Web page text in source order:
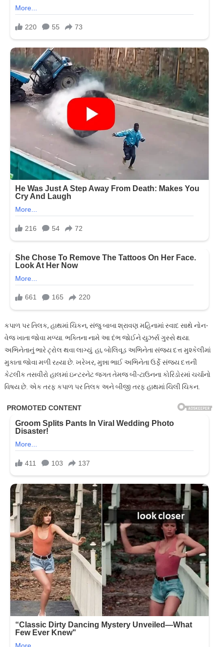
કપાળ પર તિલક, હાથમાં ચિકન, સંજુ બાબા શ્રાવણ મહિનામાં સ્વાદ સાથે નોન-
વેજ ખાતા જોવા મળ્યા. ભક્તિના નામે આ દંભ જોઈને યુઝર્સ ગુસ્સે થયા.
અભિનેતાનું ભારે ટ્રોલ થવા લાગ્યું. હા, બોલિવૂડ અભિનેતા સંજય દત્ત મુશ્કેલીમાં
મુકાતા જોવા મળી રહ્યા છે. ખરેખર, મુન્ના ભાઈ અભિનેતા ઉર્ફે સંજય દત્તની
કેટલીક તસવીરો હાલમાં ઇન્ટરનેટ જગત તેમજ બી-ટાઉનના કોરિડોરમાં ચર્ચાનો
વિષય છે. એક તરફ કપાળ પર તિલક અને બીજી તરફ હાથમાં ચિલી ચિકન.